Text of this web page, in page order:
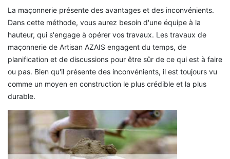
La maçonnerie présente des avantages et des inconvénients.
Dans cette méthode, vous aurez besoin d'une équipe à la
hauteur, qui s'engage à opérer vos travaux. Les travaux de
maçonnerie de Artisan AZAIS engagent du temps, de
planification et de discussions pour être sûr de ce qui est à faire
ou pas. Bien qu'il présente des inconvénients, il est toujours vu
comme un moyen en construction le plus crédible et la plus
durable.